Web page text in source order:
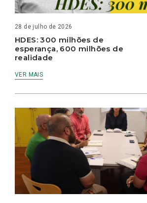
28 de julho de 2026
HDES: 300 milhões de
esperança, 600 milhões de
realidade
VER MAIS